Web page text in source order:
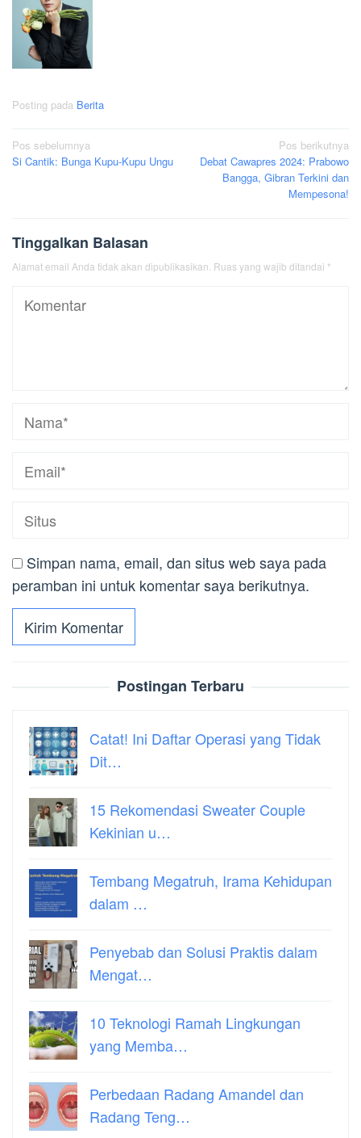
Posting pada Berita
Navigasi
pos
Pos sebelumnya
Si Cantik: Bunga Kupu-Kupu Ungu
Pos berikutnya
Debat Cawapres 2024: Prabowo
Bangga, Gibran Terkini dan
Mempesona!
Tinggalkan Balasan
Alamat email Anda tidak akan dipublikasikan. Ruas yang wajib ditandai *
Simpan nama, email, dan situs web saya pada
peramban ini untuk komentar saya berikutnya.
Postingan Terbaru
Catat! Ini Daftar Operasi yang Tidak
Dit…
15 Rekomendasi Sweater Couple
Kekinian u…
Tembang Megatruh, Irama Kehidupan
dalam …
Penyebab dan Solusi Praktis dalam
Mengat…
10 Teknologi Ramah Lingkungan
yang Memba…
Perbedaan Radang Amandel dan
Radang Teng…